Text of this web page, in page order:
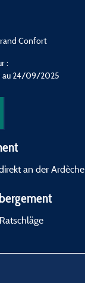
Confort
:
24/09/2025
an der Ardèche